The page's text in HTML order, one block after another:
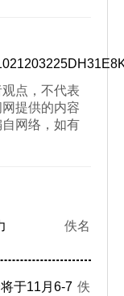
观点，不代表
提供的内容
网络，如有
佚名
于11月6-7 佚